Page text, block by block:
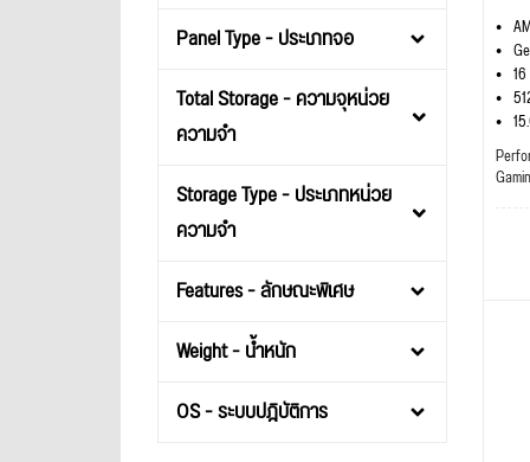
Panel Type - ประเภทจอ
Total Storage - ความจุหน่วย
ความจำ
Storage Type - ประเภทหน่วย
ความจำ
Features - ลักษณะพิเศษ
Weight - น้ำหนัก
OS - ระบบปฎิบัติการ